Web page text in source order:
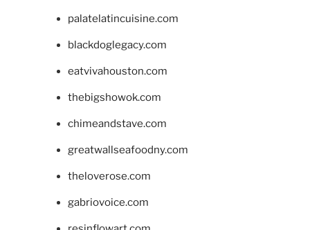
palatelatincuisine.com
blackdoglegacy.com
eatvivahouston.com
thebigshowok.com
chimeandstave.com
greatwallseafoodny.com
theloverose.com
gabriovoice.com